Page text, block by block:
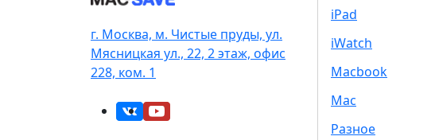
г. Москва, м. Чистые пруды, ул.
Мясницкая ул., 22, 2 этаж, офис
228, ком. 1
iPad
iWatch
Macbook
Mac
Разное